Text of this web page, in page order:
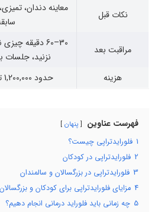
نکات قبل
معاینه دندان،
مراقبت بعد
30–60 دقیقه
نزنید، جلسات
هزینه
حدود 1,200,000 تومان به ازای هر فک.
فهرست عناوین پنهان
1 فلورایدتراپی چیست؟
2 فلورایدتراپی در کودکان
3 فلورایدتراپی در بزرگسالان و سالمندان
4 مزایای فلورایدتراپی برای کودکان و بزرگسالان
5 چه زمانی باید فلوراید درمانی انجام دهیم؟